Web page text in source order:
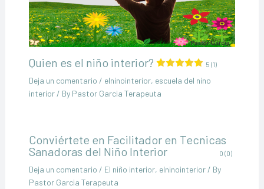
Quien es el niño interior? 5 (1)
Deja un comentario / elninointerior, escuela del nino
interior/ By Pastor Garcia Terapeuta
Conviértete en Facilitador en Tecnicas
Sanadoras del Niño Interior
0 (0)
Deja un comentario / El niño interior, elninointerior/ By
Pastor Garcia Terapeuta